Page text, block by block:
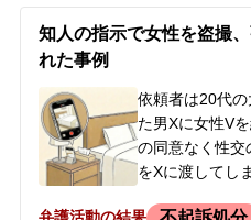
たところ、当事
ご依頼に至りま
知人の指示で女性を盗撮
れた事例
依頼者は20代
た男Xに女性V
の同意なく性交
をXに渡してし